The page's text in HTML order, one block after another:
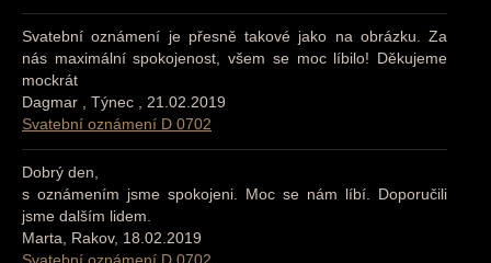
Svatební oznámení je přesně takové jako na obrázku. Za
nás maximální spokojenost, všem se moc líbilo! Děkujeme
mockrát
Dagmar , Týnec , 21.02.2019
Svatební oznámení D 0702
Dobrý den,
s oznámením jsme spokojeni. Moc se nám líbí. Doporučili
jsme dalším lidem.
Marta, Rakov, 18.02.2019